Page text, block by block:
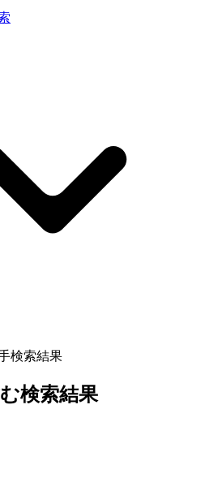
検索結果
検索結果